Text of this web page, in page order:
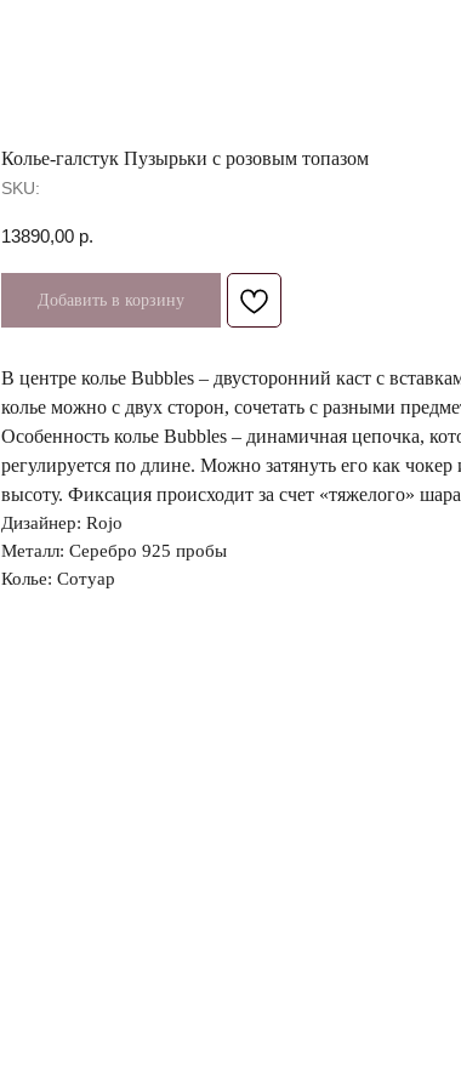
Колье-галстук Пузырьки с розовым топазом
SKU:
13890,00 р.
Добавить в корзину
В центре колье Bubbles – двусторонний каст с
колье можно с двух сторон, сочетать с разными
Особенность колье Bubbles – динамичная цепочка,
регулируется по длине. Можно затянуть его как
высоту. Фиксация происходит за счет «тяжелого»
Дизайнер: Rojo
Металл: Серебро 925 пробы
Колье: Сотуар